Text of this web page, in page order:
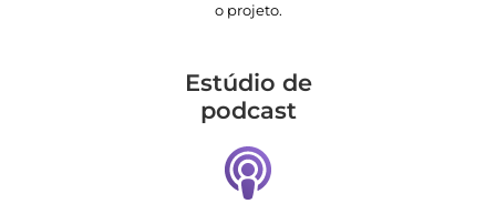
o projeto.
Estúdio de
podcast